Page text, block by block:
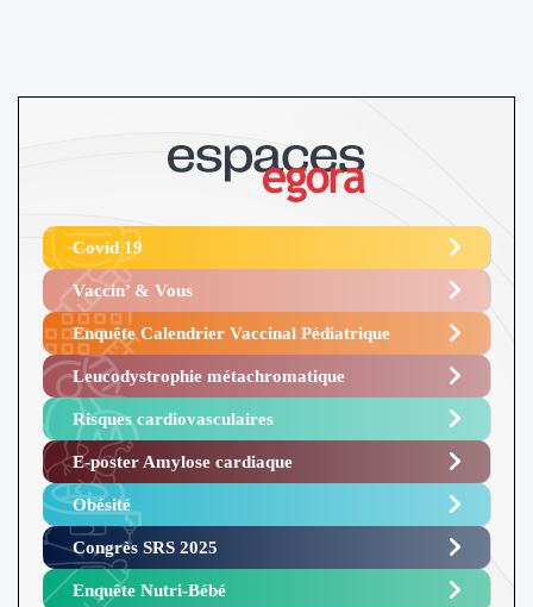
Covid 19
Vaccin’ & Vous
Enquête Calendrier Vaccinal Pédiatrique
Leucodystrophie métachromatique
Risques cardiovasculaires
E-poster Amylose cardiaque ​
Obésité ​
Congrès SRS 2025 ​
Enquête Nutri-Bébé ​